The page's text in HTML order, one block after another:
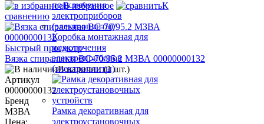
Коробка монтажная для
подключения
электроприборов
(электроплиты)
Рамка декоративная для
электроустановочных
В избранное
К
сравнению
Быстрый просмотр
Вязка спиральная ВС-70/95.2 МЗВА 00000000132
В наличии (1 шт.)
Артикул
00000000132
Бренд
МЗВА
Цена: